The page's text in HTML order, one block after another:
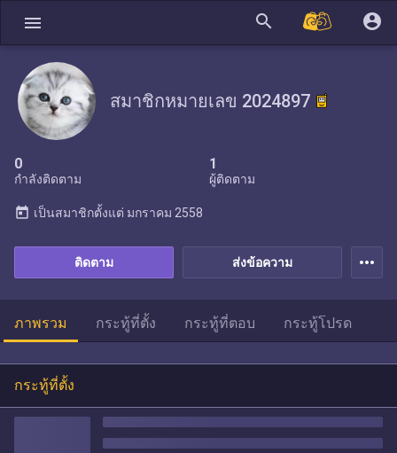
menu search account_circle
สมาชิกหมายเลข 2024897
0
กำลังติดตาม
1
ผู้ติดตาม
ส่งข้อความ
ติดตาม
today เป็นสมาชิกตั้งแต่ มกราคม 2558
more_horiz
ภาพรวม กระทู้ที่ตั้ง กระทู้ที่ตอบ กระทู้โปรด
กระทู้ที่ตั้ง